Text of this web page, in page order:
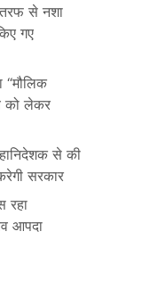
से नशा
गए
“मौलिक
को लेकर
से की
सरकार
रहा
आपदा